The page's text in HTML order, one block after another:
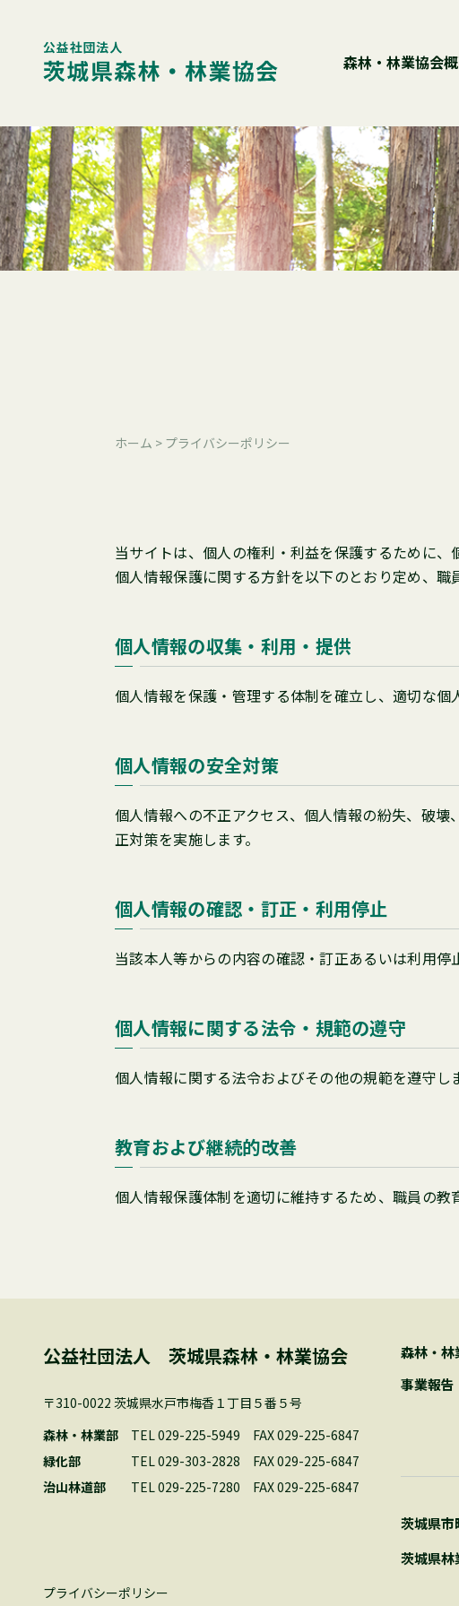
content
森林・林業協会
ホーム > プライバシーポリシー
当サイトは、個人の権利・利益を保護するために、
個人情報保護に関する方針を以下のとおり定め、職
個人情報の収集・利用・提供
個人情報を保護・管理する体制を確立し、適切な
個人情報の安全対策
個人情報への不正アクセス、個人情報の紛失、破
正対策を実施します。
個人情報の確認・訂正・利用停止
当該本人等からの内容の確認・訂正あるいは利用停
個人情報に関する法令・規範の遵守
個人情報に関する法令およびその他の規範を遵守し
教育および継続的改善
個人情報保護体制を適切に維持するため、職員の教
公益社団法人 茨城県森林・林業協会
〒310-0022 茨城県水戸市梅香１丁目５番５号
森林・林業部
TEL 029-225-5949 FAX 029-225-6847
緑化部
TEL 029-303-2828 FAX 029-225-6847
治山林道部
TEL 029-225-7280 FAX 029-225-6847
森林・林
事業報告
茨城県市
茨城県林
プライバシーポリシー